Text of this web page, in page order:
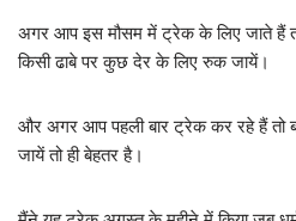
अगर आप इस मौसम में ट्रेक के लिए जाते हैं
किसी ढाबे पर कुछ देर के लिए रुक जायें।
और अगर आप पहली बार ट्रेक कर रहे हैं तो
जायें तो ही बेहतर है।